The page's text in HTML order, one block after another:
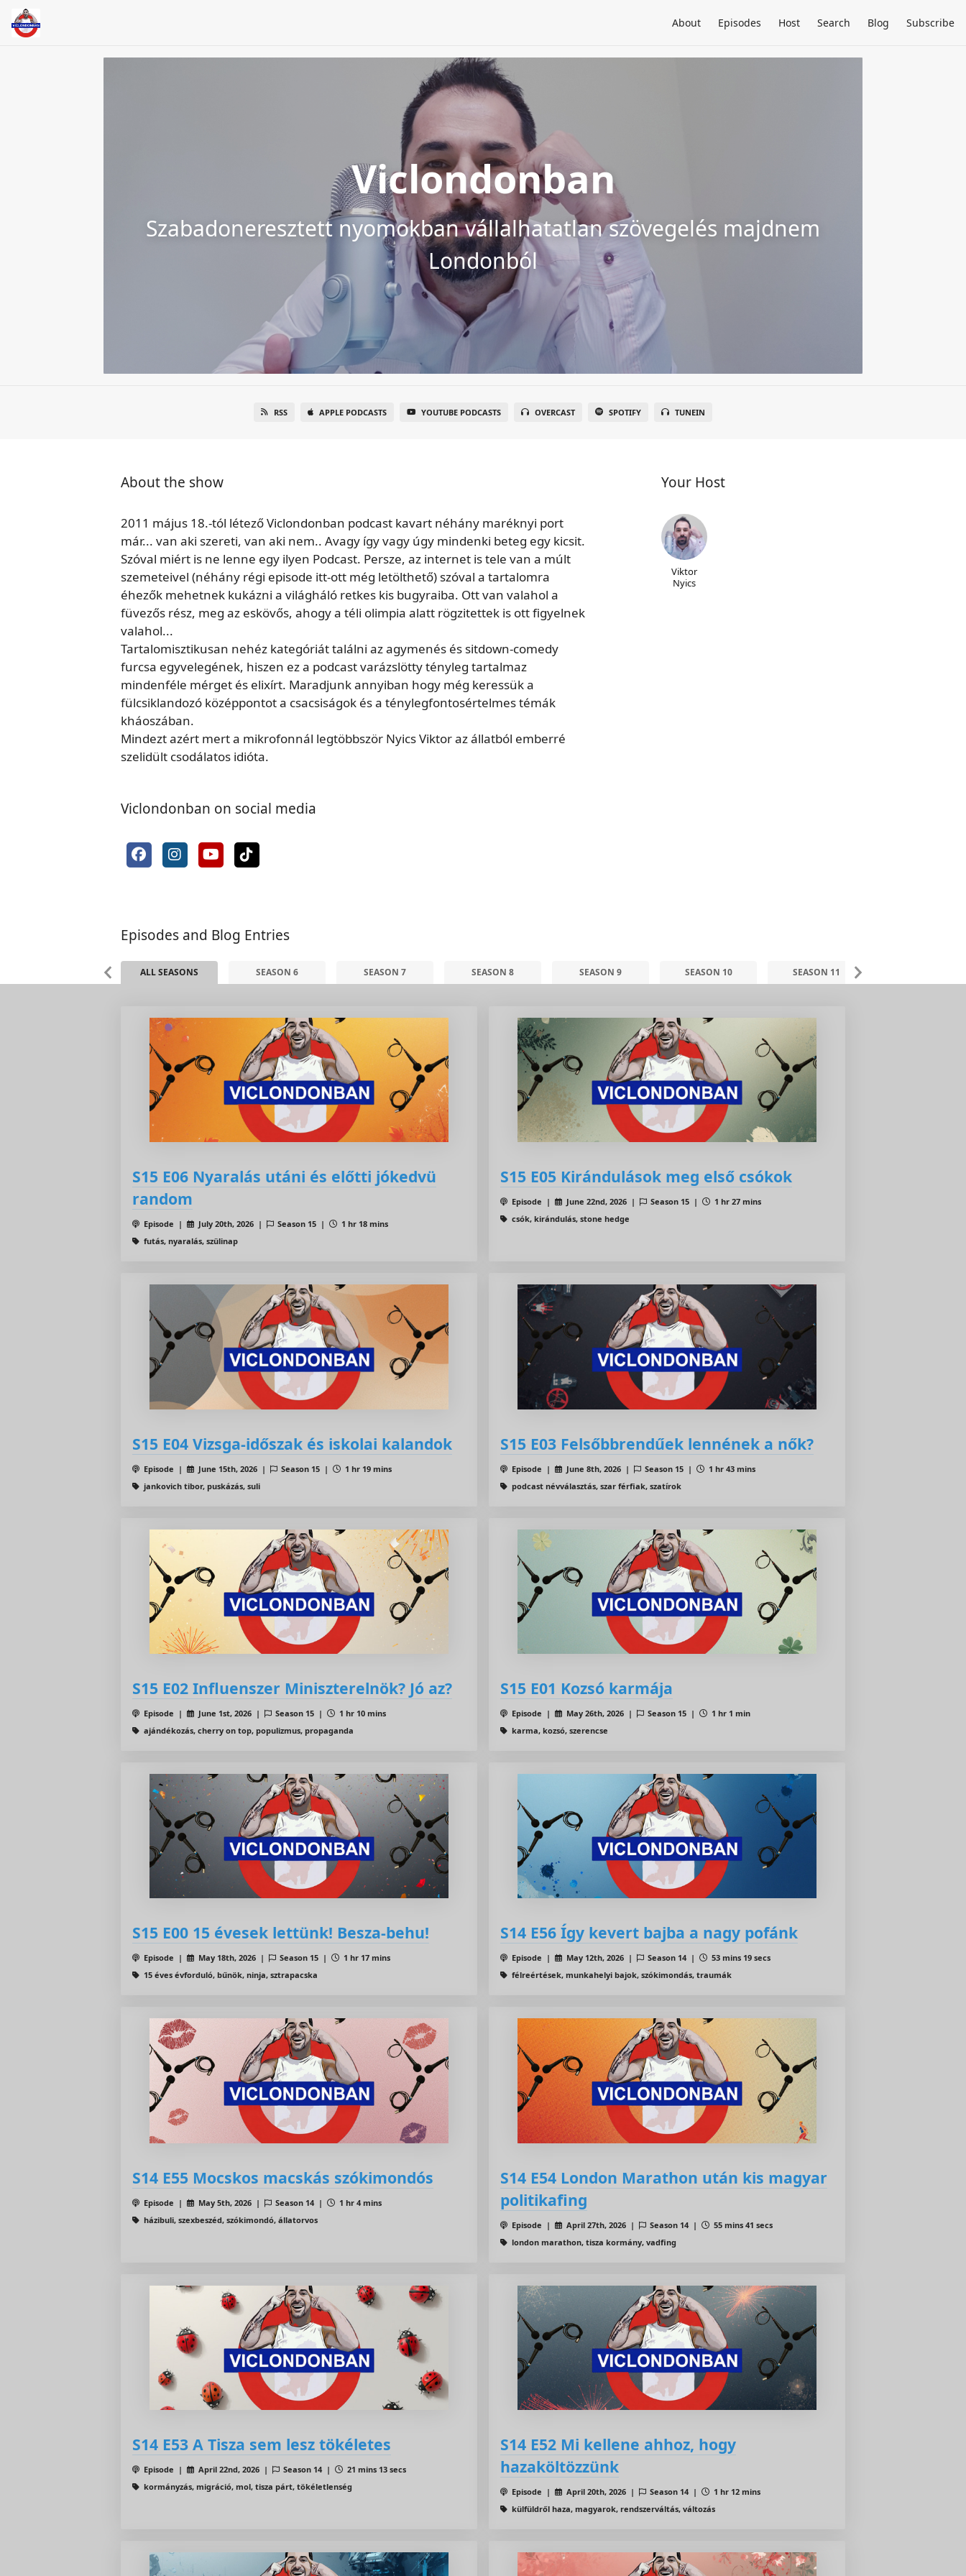
About Episodes Host Search Blog Subscribe
Viclondonban
Szabadoneresztett nyomokban vállalhatatlan szövegelés majdnem
Londonból
RSS APPLE PODCASTS YOUTUBE PODCASTS OVERCAST SPOTIFY TUNEIN
About the show
2011 május 18.-tól létező Viclondonban podcast kavart néhány maréknyi port
már... van aki szereti, van aki nem.. Avagy így vagy úgy mindenki beteg egy kicsit.
Szóval miért is ne lenne egy ilyen Podcast. Persze, az internet is tele van a múlt
szemeteivel (néhány régi episode itt-ott még letölthető) szóval a tartalomra
éhezők mehetnek kukázni a világháló retkes kis bugyraiba. Ott van valahol a
füvezős rész, meg az eskövős, ahogy a téli olimpia alatt rögzitettek is ott figyelnek
valahol...
Tartalomisztikusan nehéz kategóriát találni az agymenés és sitdown-comedy
furcsa egyvelegének, hiszen ez a podcast varázslötty tényleg tartalmaz
mindenféle mérget és elixírt. Maradjunk annyiban hogy még keressük a
fülcsiklandozó középpontot a csacsiságok és a ténylegfontosértelmes témák
kháoszában.
Mindezt azért mert a mikrofonnál legtöbbször Nyics Viktor az állatból emberré
szelidült csodálatos idióta.
Viclondonban on social media
Your Host
Viktor
Nyics
Episodes and Blog Entries
ALL SEASONS SEASON 6 SEASON 7 SEASON 8 SEASON 9 SEASON 10 SEASON 11
S15 E06 Nyaralás utáni és előtti jókedvü
random
Episode | July 20th, 2026 | Season 15 |
1 hr 18 mins
futás, nyaralás, szülinap
S15 E05 Kirándulások meg első csókok
Episode | June 22nd, 2026 | Season 15 |
1 hr 27 mins
csók, kirándulás, stone hedge
S15 E04 Vizsga-időszak és iskolai kalandok
Episode | June 15th, 2026 | Season 15 |
1 hr 19 mins
jankovich tibor, puskázás, suli
S15 E03 Felsőbbrendűek lennének a nők?
Episode | June 8th, 2026 | Season 15 |
1 hr 43 mins
podcast névválasztás, szar férfiak, szatírok
S15 E02 Influenszer Miniszterelnök? Jó az?
Episode | June 1st, 2026 | Season 15 |
1 hr 10 mins
ajándékozás, cherry on top, populizmus, propaganda
S15 E01 Kozsó karmája
Episode | May 26th, 2026 | Season 15 |
1 hr 1 min
karma, kozsó, szerencse
S15 E00 15 évesek lettünk! Besza-behu!
Episode | May 18th, 2026 | Season 15 |
1 hr 17 mins
15 éves évforduló, bűnök, ninja, sztrapacska
S14 E56 Így kevert bajba a nagy pofánk
Episode | May 12th, 2026 | Season 14 |
53 mins 19 secs
félreértések, munkahelyi bajok, szókimondás, traumák
S14 E55 Mocskos macskás szókimondós
Episode | May 5th, 2026 | Season 14 |
1 hr 4 mins
házibuli, szexbeszéd, szókimondó, állatorvos
S14 E54 London Marathon után kis magyar
politikafing
Episode | April 27th, 2026 | Season 14 |
55 mins 41 secs
london marathon, tisza kormány, vadfing
S14 E53 A Tisza sem lesz tökéletes
Episode | April 22nd, 2026 | Season 14 |
21 mins 13 secs
kormányzás, migráció, mol, tisza párt, tökéletlenség
S14 E52 Mi kellene ahhoz, hogy
hazaköltözzünk
Episode | April 20th, 2026 | Season 14 |
1 hr 12 mins
külfüldről haza, magyarok, rendszerváltás, változás